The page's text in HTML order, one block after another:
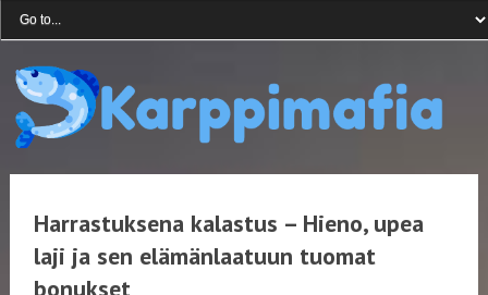
Harrastuksena kalastus – Hieno, upea
laji ja sen elämänlaatuun tuomat
bonukset